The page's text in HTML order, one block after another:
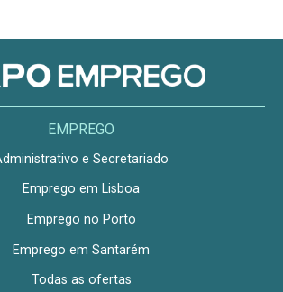
EMPREGO
e Secretariado
Emprego em Lisboa
Emprego no Porto
Emprego em Santarém
Todas as ofertas